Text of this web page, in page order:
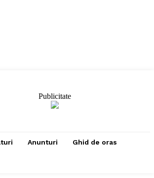
Publicitate
Anunturi Ghid de oras